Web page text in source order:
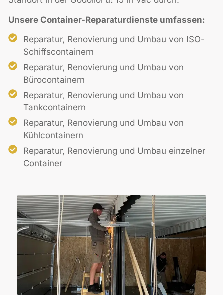
Unsere Container-Reparaturdienste umfassen:
Reparatur, Renovierung und Umbau von ISO-
Schiffscontainern
Reparatur, Renovierung und Umbau von
Bürocontainern
Reparatur, Renovierung und Umbau von
Tankcontainern
Reparatur, Renovierung und Umbau von
Kühlcontainern
Reparatur, Renovierung und Umbau einzelner
Container